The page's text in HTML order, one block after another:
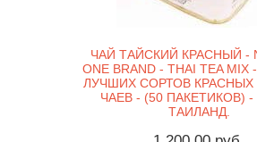
ЧАЙ ТАЙСКИЙ КРАСНЫЙ -
ONE BRAND - THAI TEA
ЛУЧШИХ СОРТОВ КРАСНЫХ
ЧАЕВ - (50 ПАКЕТИКОВ) -
ТАИЛАНД.